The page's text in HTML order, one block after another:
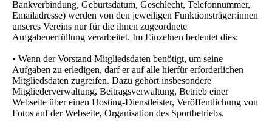
Bankverbindung, Geburtsdatum, Geschlecht, Telefonnummer,
Emailadresse) werden von den jeweiligen Funktionsträger:innen
unseres Vereins nur für die ihnen zugeordnete
Aufgabenerfüllung verarbeitet. Im Einzelnen bedeutet dies:
• Wenn der Vorstand Mitgliedsdaten benötigt, um seine
Aufgaben zu erledigen, darf er auf alle hierfür erforderlichen
Mitgliedsdaten zugreifen. Dazu gehört insbesondere
Mitgliederverwaltung, Beitragsverwaltung, Betrieb einer
Webseite über einen Hosting-Dienstleister, Veröffentlichung von
Fotos auf der Webseite, Organisation des Sportbetriebs.